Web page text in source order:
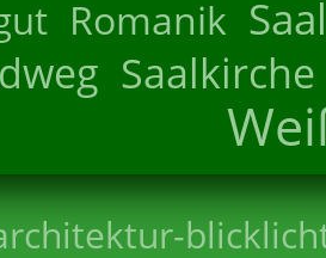
Romanik
Saalkirche